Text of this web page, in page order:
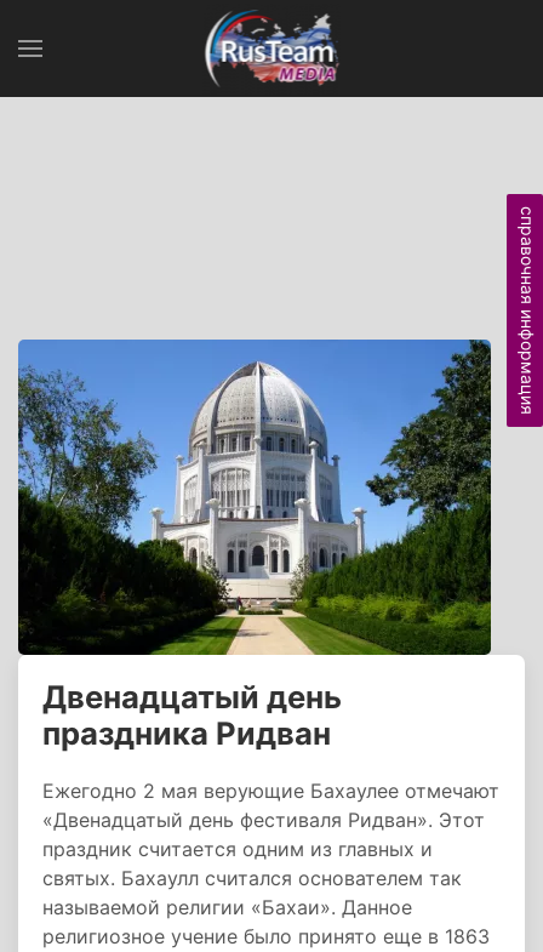
Двенадцатый день
праздника Ридван
Ежегодно 2 мая верующие Бахаулее отмечают
«Двенадцатый день фестиваля Ридван». Этот
праздник считается одним из главных и
святых. Бахаулл считался основателем так
называемой религии «Бахаи». Данное
религиозное учение было принято еще в 1863
справочная информация